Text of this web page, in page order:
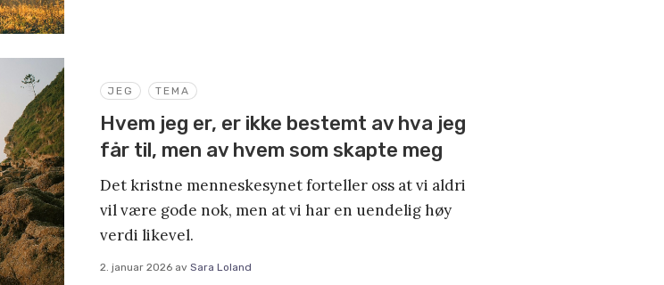
JEG TEMA
Hvem jeg er, er ikke bestemt av hva jeg
får til, men av hvem som skapte meg
Det kristne menneskesynet forteller oss at vi aldri
vil være gode nok, men at vi har en uendelig høy
verdi likevel.
2. januar 2026 av Sara Loland